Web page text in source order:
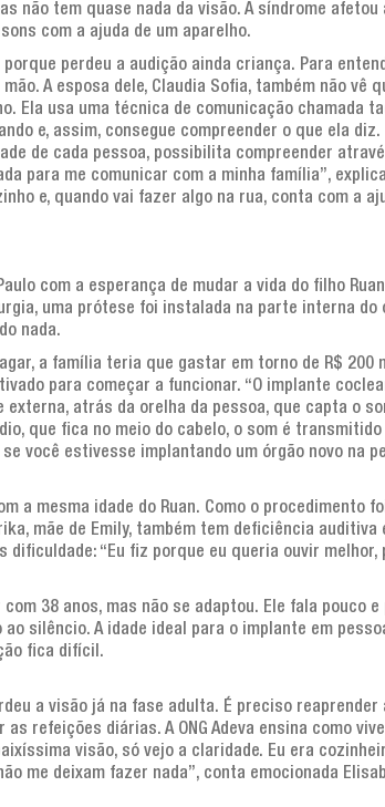
não tem quase nada da visão. A síndrome afetou
com a ajuda de um aparelho.
perdeu a audição ainda criança. Para
A esposa dele, Claudia Sofia, também não vê
Ela usa uma técnica de comunicação chamada
e, assim, consegue compreender o que ela diz.
de cada pessoa, possibilita compreender
para me comunicar com a minha família”,
e, quando vai fazer algo na rua, conta com a
com a esperança de mudar a vida do filho
uma prótese foi instalada na parte interna do
nada.
a família teria que gastar em torno de R$ 200
para começar a funcionar. “O implante
atrás da orelha da pessoa, que capta o
que fica no meio do cabelo, o som é transmitido
você estivesse implantando um órgão novo na
a mesma idade do Ruan. Como o procedimento
mãe de Emily, também tem deficiência auditiva
“Eu fiz porque eu queria ouvir melhor,
38 anos, mas não se adaptou. Ele fala pouco e
silêncio. A idade ideal para o implante em
fica difícil.
a visão já na fase adulta. É preciso reaprender
refeições diárias. A ONG Adeva ensina como
visão, só vejo a claridade. Eu era
me deixam fazer nada”, conta emocionada